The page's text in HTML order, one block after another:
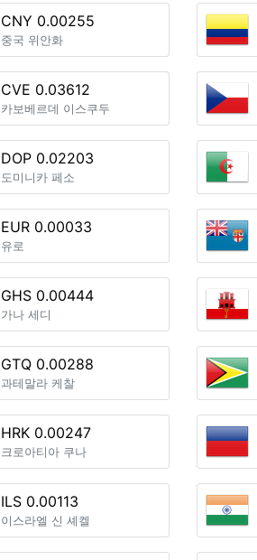
CNY 0.00255
중국 위안화
CVE 0.03612
카보베르데 이스쿠두
DOP 0.02203
도미니카 페소
EUR 0.00033
유로
GHS 0.00444
가나 세디
GTQ 0.00288
과테말라 케찰
HRK 0.00247
크로아티아 쿠나
ILS 0.00113
이스라엘 신 셰켈